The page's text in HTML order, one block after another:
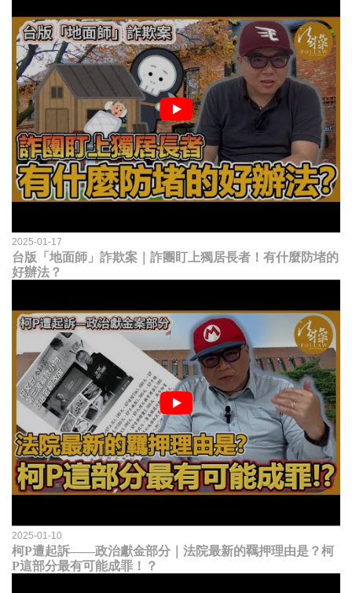
2025-01-17
台版「地面師」詐欺案｜詐團盯上獨居長者！有什麼防堵的
好辦法？
2025-01-10
柯P遭起訴——政治獻金部分｜法院最新的羈押理由是？柯
P這部分最有可能成罪！？